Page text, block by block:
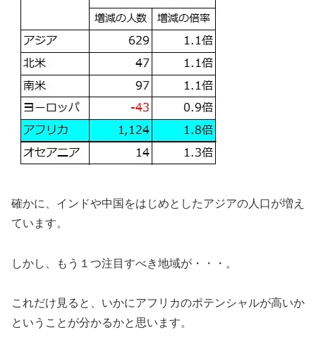
確かに、インドや中国をはじめとしたアジアの人口が増え
ています。
しかし、もう１つ注目すべき地域が・・・。
これだけ見ると、いかにアフリカのポテンシャルが高いか
ということが分かるかと思います。